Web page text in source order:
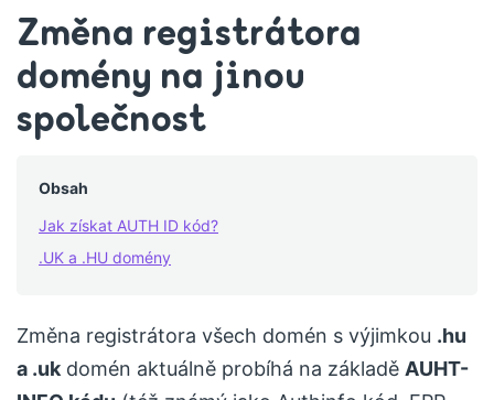
Změna registrátora
domény na jinou
společnost
Obsah
Jak získat AUTH ID kód?
.UK a .HU domény
Změna registrátora všech domén s výjimkou .hu
a .uk domén aktuálně probíhá na základě AUHT-